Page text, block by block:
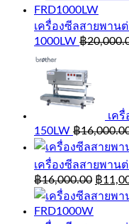
เครื่องซีลสายพาน
1000LW ฿
เค
150LW ฿
เครื่องซีลสายพาน
฿16,000.00 ฿